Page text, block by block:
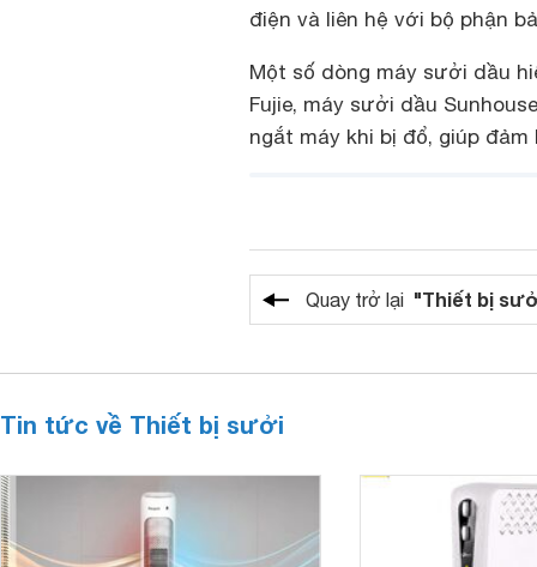
điện và liên hệ với bộ phận
Một số dòng máy sưởi dầu
Fujie, máy sưởi dầu
ngắt máy khi bị đổ, giúp
Quay trở lại "Thiết bị
Tin tức về Thiết bị sưởi